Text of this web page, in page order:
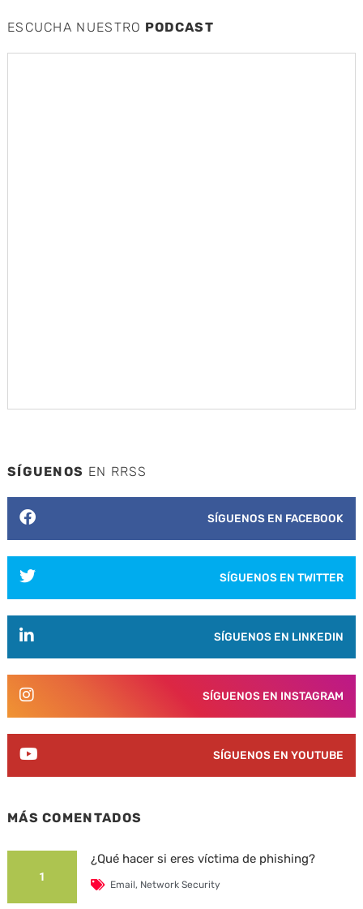
ESCUCHA NUESTRO PODCAST
SÍGUENOS EN RRSS
SÍGUENOS EN FACEBOOK
SÍGUENOS EN TWITTER
SÍGUENOS EN LINKEDIN
SÍGUENOS EN INSTAGRAM
SÍGUENOS EN YOUTUBE
MÁS COMENTADOS
1
¿Qué hacer si eres víctima de phishing?
Email, Network Security